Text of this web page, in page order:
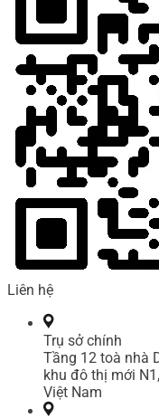
Liên hệ
Trụ sở chính
Tầng 12 toà nhà
khu đô thị mới
Việt Nam